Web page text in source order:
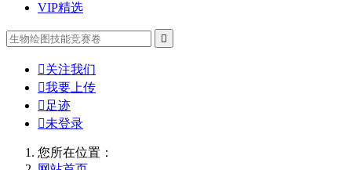
VIP精选

关注我们
我要上传
 足迹
未登录
您所在位置：